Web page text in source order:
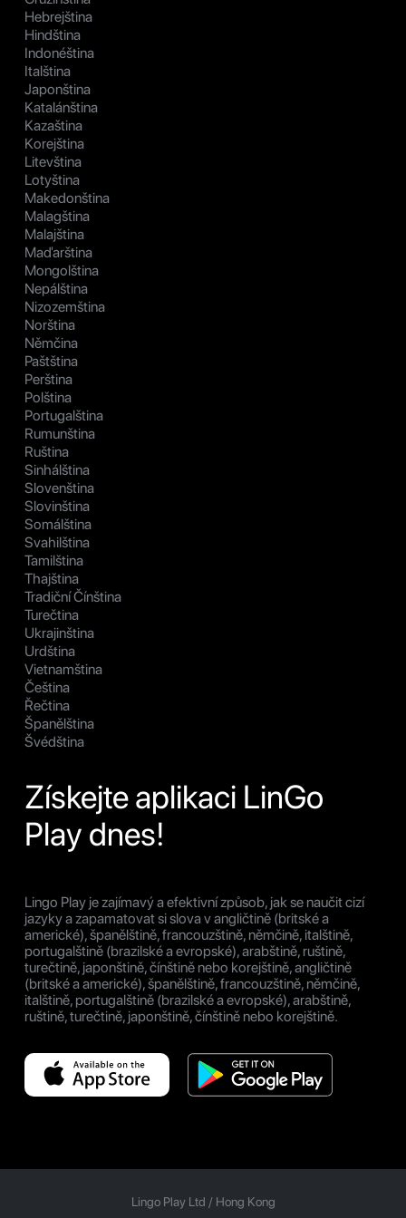
Hebrejština
Hindština
Indonéština
Italština
Japonština
Katalánština
Kazaština
Korejština
Litevština
Lotyština
Makedonština
Malagština
Malajština
Maďarština
Mongolština
Nepálština
Nizozemština
Norština
Němčina
Paštština
Perština
Polština
Portugalština
Rumunština
Ruština
Sinhálština
Slovenština
Slovinština
Somálština
Svahilština
Tamilština
Thajština
Tradiční Čínština
Turečtina
Ukrajinština
Urdština
Vietnamština
Čeština
Řečtina
Španělština
Švédština
Získejte aplikaci LinGo
Play dnes!
Lingo Play je zajímavý a efektivní způsob, jak se naučit cizí
jazyky a zapamatovat si slova v angličtině (britské a
americké), španělštině, francouzštině, němčině, italštině,
portugalštině (brazilské a evropské), arabštině, ruštině,
turečtině, japonštině, čínštině nebo korejštině, angličtině
(britské a americké), španělštině, francouzštině, němčině,
italštině, portugalštině (brazilské a evropské), arabštině,
ruštině, turečtině, japonštině, čínštině nebo korejštině.
Lingo Play Ltd / Hong Kong